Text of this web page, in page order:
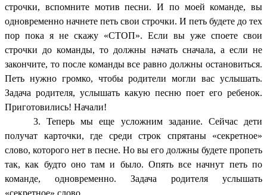
строчки, вспомните мотив песни. И по моей команде, вы
одновременно начнете петь свои строчки. И петь будете до тех
пор пока я не скажу «СТОП». Если вы уже споете свои
строчки до команды, то должны начать сначала, а если не
закончите, то после команды все равно должны остановиться.
Петь нужно громко, чтобы родители могли вас услышать.
Задача родителя, услышать какую песню поет его ребенок.
Приготовились! Начали!
3. Теперь мы еще усложним задание. Сейчас дети
получат карточки, где среди строк спрятаны «секретное»
слово, которого нет в песне. Но вы его должны будете пропеть
так, как будто оно там и было. Опять все начнут петь по
команде, одновременно. Задача родителя услышать
«секретное» слово.